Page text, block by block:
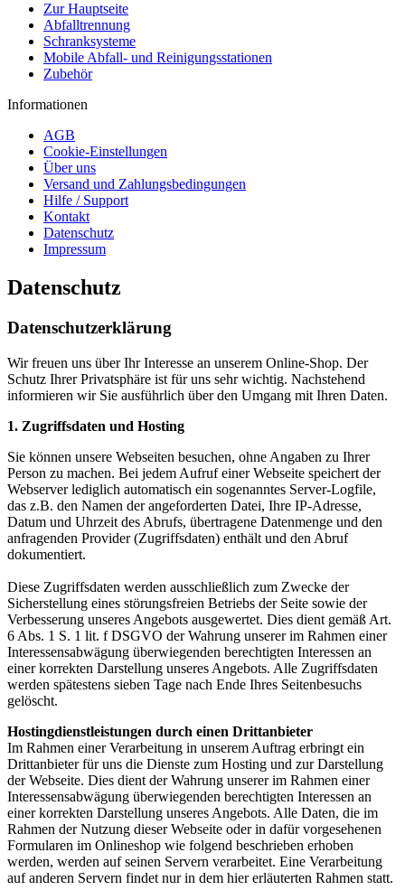
Zur Hauptseite
Abfalltrennung
Schranksysteme
Mobile Abfall- und Reinigungsstationen
Zubehör
Informationen
AGB
Cookie-Einstellungen
Über uns
Versand und Zahlungsbedingungen
Hilfe / Support
Kontakt
Datenschutz
Impressum
Datenschutz
Datenschutzerklärung
Wir freuen uns über Ihr Interesse an unserem Online-Shop. Der
Schutz Ihrer Privatsphäre ist für uns sehr wichtig. Nachstehend
informieren wir Sie ausführlich über den Umgang mit Ihren Daten.
1. Zugriffsdaten und Hosting
Sie können unsere Webseiten besuchen, ohne Angaben zu Ihrer
Person zu machen. Bei jedem Aufruf einer Webseite speichert der
Webserver lediglich automatisch ein sogenanntes Server-Logfile,
das z.B. den Namen der angeforderten Datei, Ihre IP-Adresse,
Datum und Uhrzeit des Abrufs, übertragene Datenmenge und den
anfragenden Provider (Zugriffsdaten) enthält und den Abruf
dokumentiert.
Diese Zugriffsdaten werden ausschließlich zum Zwecke der
Sicherstellung eines störungsfreien Betriebs der Seite sowie der
Verbesserung unseres Angebots ausgewertet. Dies dient gemäß Art.
6 Abs. 1 S. 1 lit. f DSGVO der Wahrung unserer im Rahmen einer
Interessensabwägung überwiegenden berechtigten Interessen an
einer korrekten Darstellung unseres Angebots. Alle Zugriffsdaten
werden spätestens sieben Tage nach Ende Ihres Seitenbesuchs
gelöscht.
Hostingdienstleistungen durch einen Drittanbieter
Im Rahmen einer Verarbeitung in unserem Auftrag erbringt ein
Drittanbieter für uns die Dienste zum Hosting und zur Darstellung
der Webseite. Dies dient der Wahrung unserer im Rahmen einer
Interessensabwägung überwiegenden berechtigten Interessen an
einer korrekten Darstellung unseres Angebots. Alle Daten, die im
Rahmen der Nutzung dieser Webseite oder in dafür vorgesehenen
Formularen im Onlineshop wie folgend beschrieben erhoben
werden, werden auf seinen Servern verarbeitet. Eine Verarbeitung
auf anderen Servern findet nur in dem hier erläuterten Rahmen statt.